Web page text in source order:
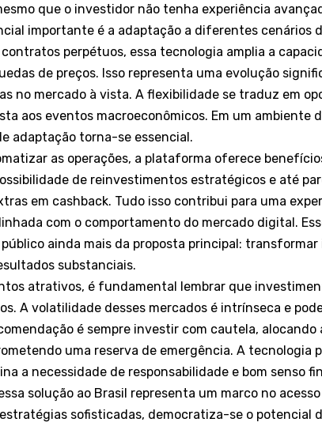
que o investidor não tenha experiência
importante é a adaptação a diferentes cenários
perpétuos, essa tecnologia amplia a
de preços. Isso representa uma evolução
no mercado à vista. A flexibilidade se traduz em
aos eventos macroeconômicos. Em um ambiente
adaptação torna-se essencial.
as operações, a plataforma oferece
de reinvestimentos estratégicos e até
em cashback. Tudo isso contribui para uma
com o comportamento do mercado digital.
público ainda mais da proposta principal:
substanciais.
atrativos, é fundamental lembrar que
A volatilidade desses mercados é intrínseca e
é sempre investir com cautela,
uma reserva de emergência. A tecnologia
a necessidade de responsabilidade e bom senso
solução ao Brasil representa um marco no
sofisticadas, democratiza-se o potencial